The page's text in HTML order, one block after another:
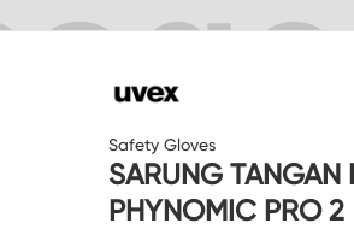
Safety Gloves
SARUNG TANGAN
PHYNOMIC PRO 2